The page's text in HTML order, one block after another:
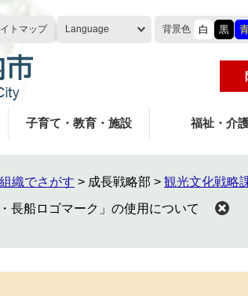
トマップ Language 背景色 白 黒
子育て・教育・施設 福祉・介
組織でさがす > 成長戦略部 > 観光文化戦略
長船ロゴマーク」の使用について